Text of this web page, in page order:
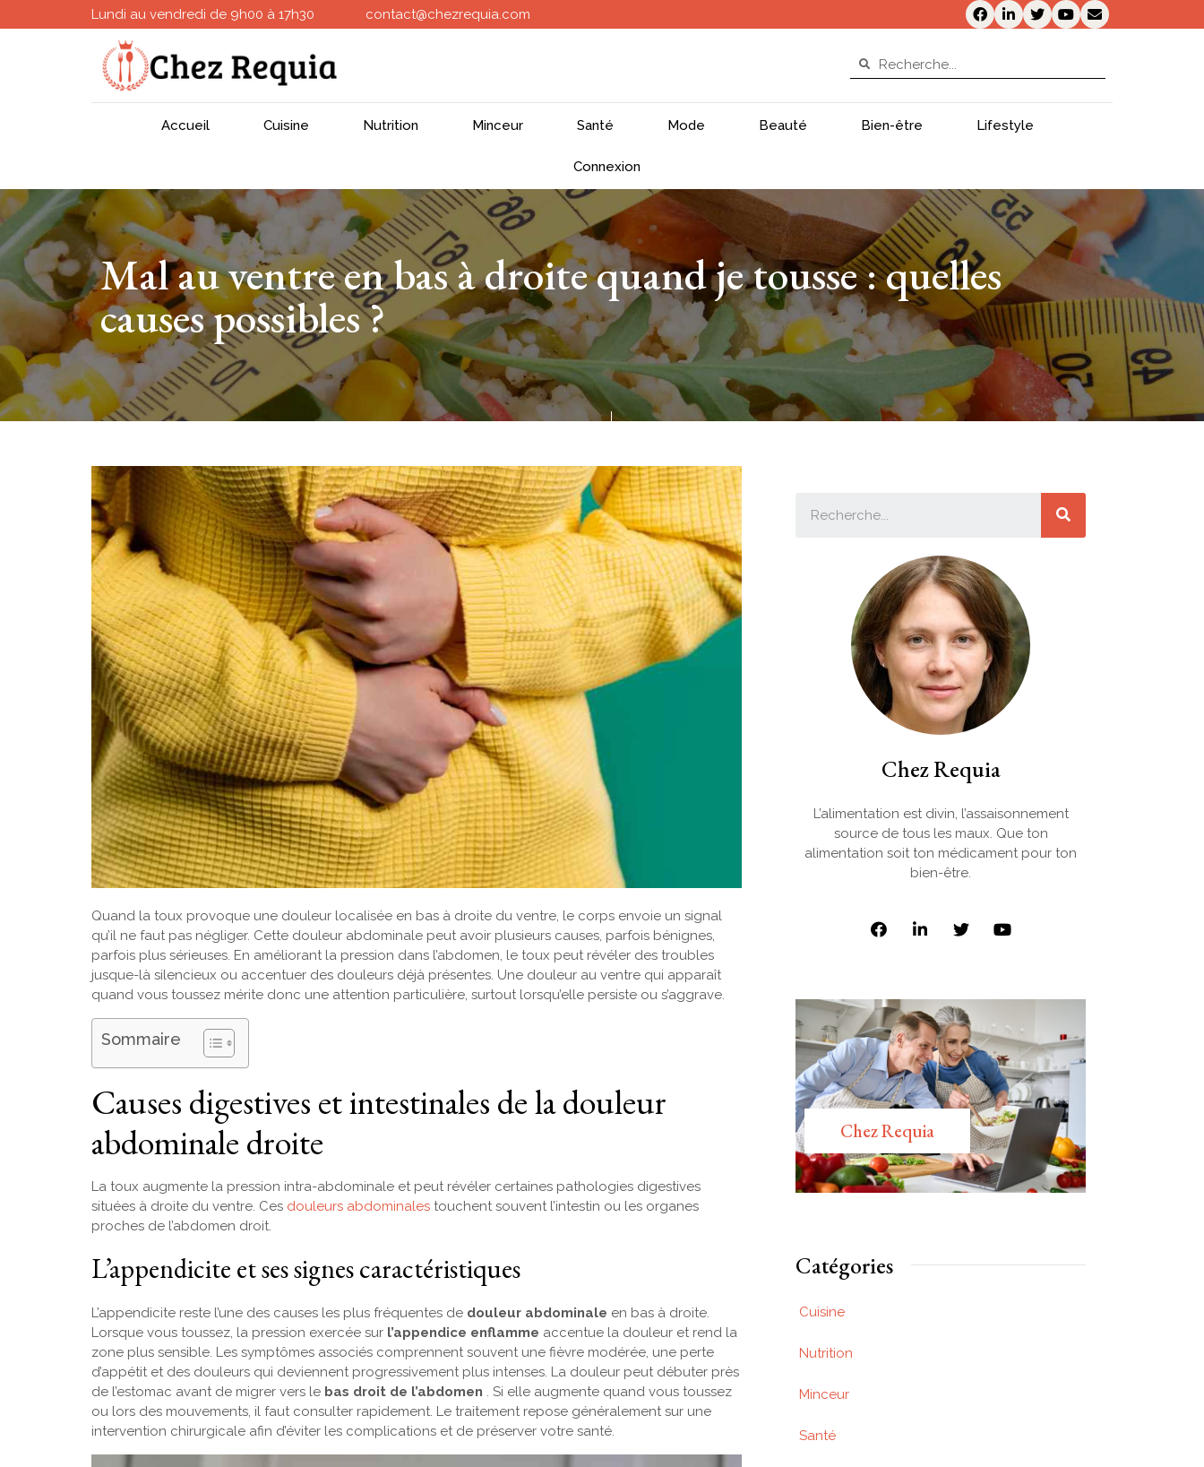
Lundi au vendredi de 9h00 à 17h30 contact@chezrequia.com
Accueil Cuisine Nutrition Minceur Santé Mode Beauté Bien-être Lifestyle
Connexion
Mal au ventre en bas à droite quand je tousse : quelles
causes possibles ?
Quand la toux provoque une douleur localisée en bas à droite du ventre, le corps envoie un signal
qu’il ne faut pas négliger. Cette douleur abdominale peut avoir plusieurs causes, parfois bénignes,
parfois plus sérieuses. En améliorant la pression dans l’abdomen, le toux peut révéler des troubles
jusque-là silencieux ou accentuer des douleurs déjà présentes. Une douleur au ventre qui apparaît
quand vous toussez mérite donc une attention particulière, surtout lorsqu’elle persiste ou s’aggrave.
Sommaire
Causes digestives et intestinales de la douleur
abdominale droite
La toux augmente la pression intra-abdominale et peut révéler certaines pathologies digestives
situées à droite du ventre. Ces douleurs abdominales touchent souvent l’intestin ou les organes
proches de l’abdomen droit.
L’appendicite et ses signes caractéristiques
L’appendicite reste l’une des causes les plus fréquentes de douleur abdominale en bas à droite.
Lorsque vous toussez, la pression exercée sur l’appendice enflamme accentue la douleur et rend la
zone plus sensible. Les symptômes associés comprennent souvent une fièvre modérée, une perte
d’appétit et des douleurs qui deviennent progressivement plus intenses. La douleur peut débuter près
de l’estomac avant de migrer vers le bas droit de l’abdomen . Si elle augmente quand vous toussez
ou lors des mouvements, il faut consulter rapidement. Le traitement repose généralement sur une
intervention chirurgicale afin d’éviter les complications et de préserver votre santé.
Chez Requia
L’alimentation est divin, l’assaisonnement
source de tous les maux. Que ton
alimentation soit ton médicament pour ton
bien-être.
Chez Requia
Catégories
Cuisine
Nutrition
Minceur
Santé